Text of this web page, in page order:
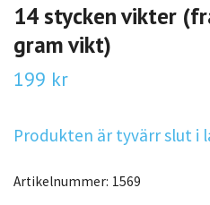
14 stycken vikter
gram vikt)
199 kr
Produkten är tyvärr slut i
Artikelnummer: 1569